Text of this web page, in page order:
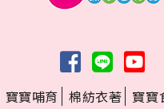
寶寶哺育 棉紡衣著 寶寶